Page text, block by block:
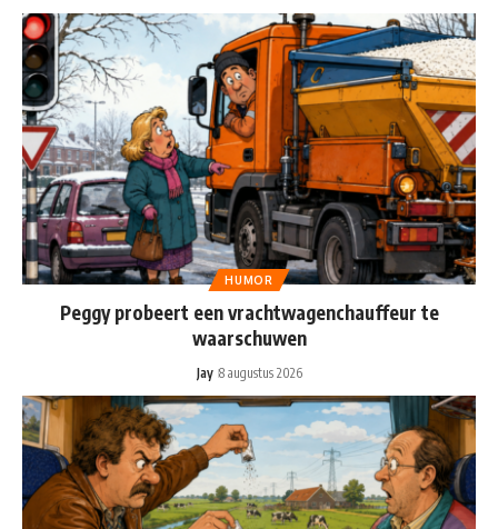
HUMOR
Peggy probeert een vrachtwagenchauffeur te
waarschuwen
Jay 8 augustus 2026